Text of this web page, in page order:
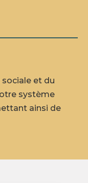
et du
système
ainsi de